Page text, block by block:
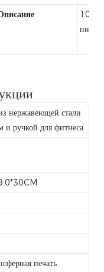
100%
нержавеющей стали
ручкой для фитнеса
печать